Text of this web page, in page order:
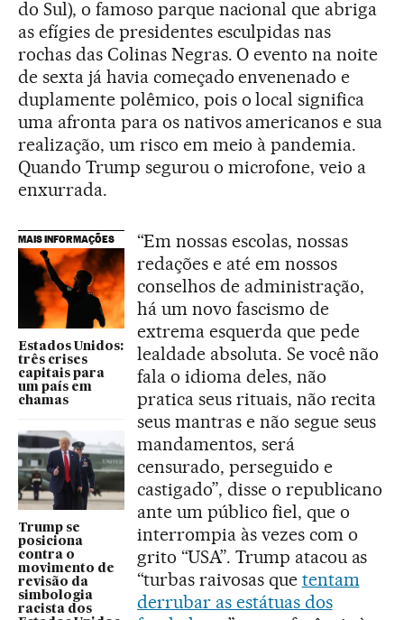
do Sul), o famoso parque nacional que abriga
as efígies de presidentes esculpidas nas
rochas das Colinas Negras. O evento na noite
de sexta já havia começado envenenado e
duplamente polêmico, pois o local significa
uma afronta para os nativos americanos e sua
realização, um risco em meio à pandemia.
Quando Trump segurou o microfone, veio a
enxurrada.
MAIS INFORMAÇÕES
Estados Unidos:
três crises
capitais para
um país em
chamas
Trump se
posiciona
contra o
movimento de
revisão da
simbologia
racista dos
“Em nossas escolas, nossas
redações e até em nossos
conselhos de administração,
há um novo fascismo de
extrema esquerda que pede
lealdade absoluta. Se você não
fala o idioma deles, não
pratica seus rituais, não recita
seus mantras e não segue seus
mandamentos, será
censurado, perseguido e
castigado”, disse o republicano
ante um público fiel, que o
interrompia às vezes com o
grito “USA”. Trump atacou as
“turbas raivosas que tentam
derrubar as estátuas dos